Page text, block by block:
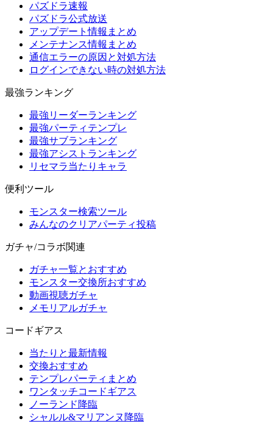
パズドラ速報
パズドラ公式放送
アップデート情報まとめ
メンテナンス情報まとめ
通信エラーの原因と対処方法
ログインできない時の対処方法
最強ランキング
最強リーダーランキング
最強パーティテンプレ
最強サブランキング
最強アシストランキング
リセマラ当たりキャラ
便利ツール
モンスター検索ツール
みんなのクリアパーティ投稿
ガチャ/コラボ関連
ガチャ一覧とおすすめ
モンスター交換所おすすめ
動画視聴ガチャ
メモリアルガチャ
コードギアス
当たりと最新情報
交換おすすめ
テンプレパーティまとめ
ワンタッチコードギアス
ノーランド降臨
シャルル&マリアンヌ降臨